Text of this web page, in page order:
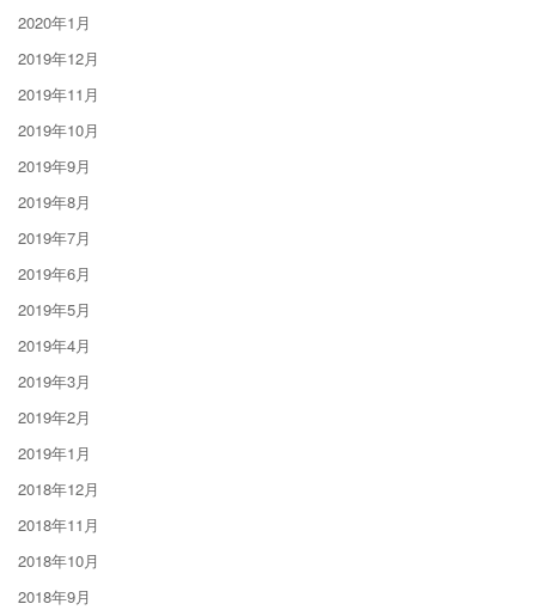
2020年1月
2019年12月
2019年11月
2019年10月
2019年9月
2019年8月
2019年7月
2019年6月
2019年5月
2019年4月
2019年3月
2019年2月
2019年1月
2018年12月
2018年11月
2018年10月
2018年9月